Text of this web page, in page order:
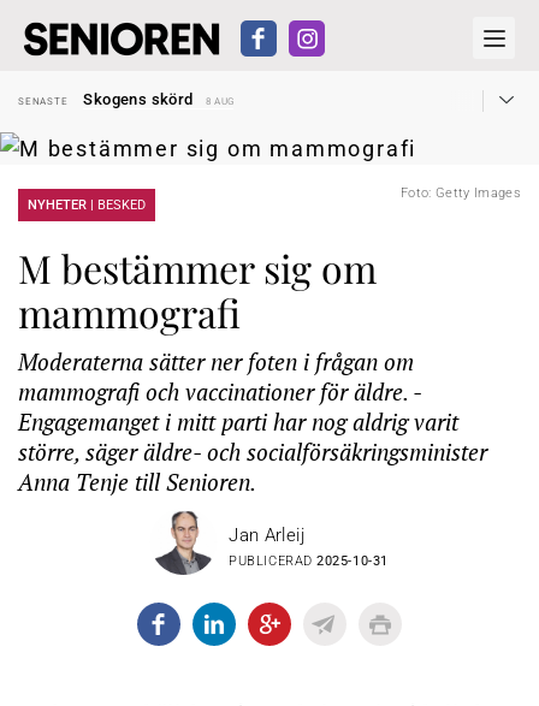
SENASTE
Skogens skörd
8 AUG
SENASTE
Reform för äldre kan bli slag i luften
31 JUL
Kravet: Nu måste 65-årsgränsen bort
30 JUL
SENASTE
Snart kan telefonförsäljning förbjudas i Sverige
SENASTE
Hyror rusar ifrån äldres bostadstillägg
Foto: Getty Images
NYHETER | BESKED
M bestämmer sig om
mammografi
Moderaterna sätter ner foten i frågan om
mammografi och vaccinationer för äldre. -
Engagemanget i mitt parti har nog aldrig varit
större, säger äldre- och socialförsäkringsminister
Anna Tenje till Senioren.
Jan Arleij
PUBLICERAD2025-10-31